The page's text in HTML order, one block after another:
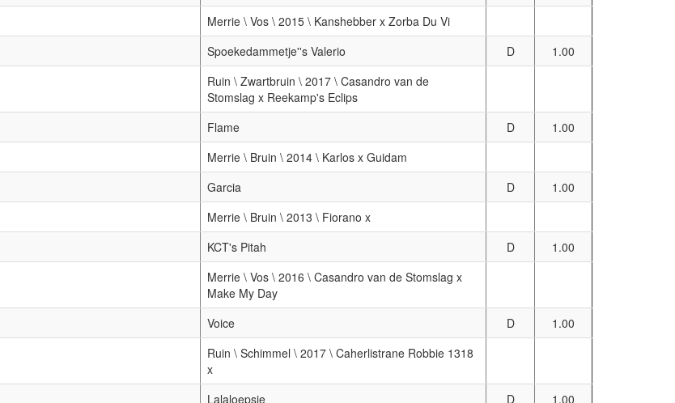
Merrie \ Vos \ 2015 \ Kanshebber x Zorba Du Vi
Spoekedammetje''s Valerio D
1.00
Ruin \ Zwartbruin \ 2017 \ Casandro van de
Stomslag x Reekamp's Eclips
Flame D
1.00
Merrie \ Bruin \ 2014 \ Karlos x Guidam
Garcia D
1.00
Merrie \ Bruin \ 2013 \ Fiorano x
KCT's Pitah D
1.00
Merrie \ Vos \ 2016 \ Casandro van de Stomslag x
Make My Day
Voice D
1.00
Ruin \ Schimmel \ 2017 \ Caherlistrane Robbie 1318
x
Lalaloepsie D
1.00